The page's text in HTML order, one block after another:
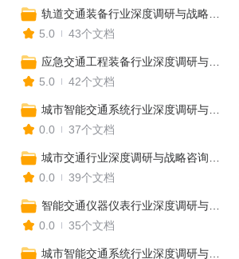
5.0
43个文档
5.0
42个文档
0.0
37个文档
0.0
39个文档
0.0
35个文档